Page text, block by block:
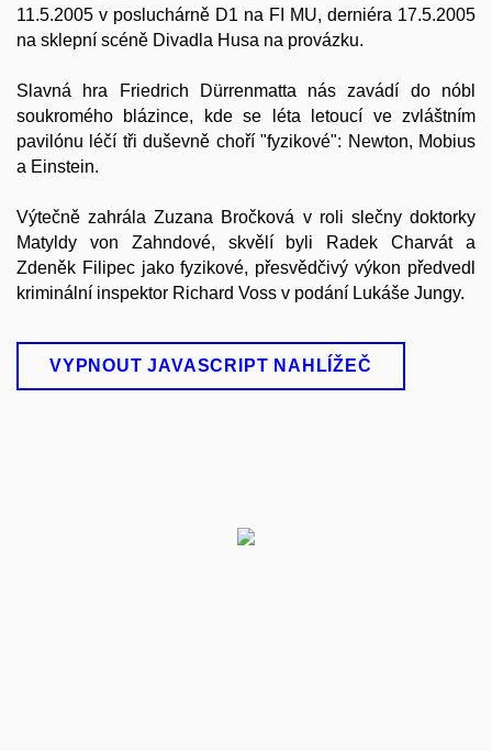
11.5.2005 v posluchárně D1 na FI MU, derniéra 17.5.2005
na sklepní scéně Divadla Husa na provázku.
Slavná hra Friedrich Dürrenmatta nás zavádí do nóbl
soukromého blázince, kde se léta letoucí ve zvláštním
pavilónu léčí tři duševně choří "fyzikové": Newton, Mobius
a Einstein.
Výtečně zahrála Zuzana Bročková v roli slečny doktorky
Matyldy von Zahndové, skvělí byli Radek Charvát a
Zdeněk Filipec jako fyzikové, přesvědčivý výkon předvedl
kriminální inspektor Richard Voss v podání Lukáše Jungy.
VYPNOUT JAVASCRIPT NAHLÍŽEČ